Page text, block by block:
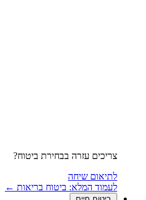
צריכים עזרה בבחירת ביטוח?
לתיאום שיחה
לעמוד המלא: ביטוח בריאות ←